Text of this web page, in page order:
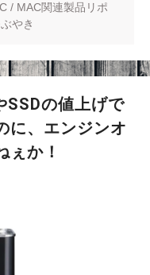
/ MAC関連製品リポ
やき
の値上げで
に、エンジンオ
ぇか！